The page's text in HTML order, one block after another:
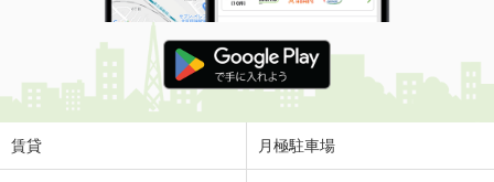
賃貸 月極駐車場